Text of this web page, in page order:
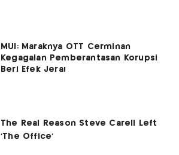
MUI: Maraknya OTT Cerminan
Kegagalan Pemberantasan Korupsi
Beri Efek Jera!